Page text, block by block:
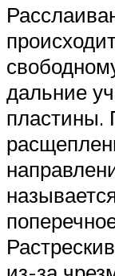
дальние
пластины.